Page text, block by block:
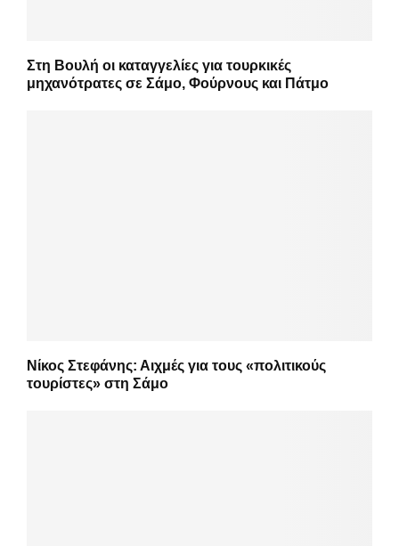
Στη Βουλή οι καταγγελίες για τουρκικές
μηχανότρατες σε Σάμο, Φούρνους και Πάτμο
Νίκος Στεφάνης: Αιχμές για τους «πολιτικούς
τουρίστες» στη Σάμο